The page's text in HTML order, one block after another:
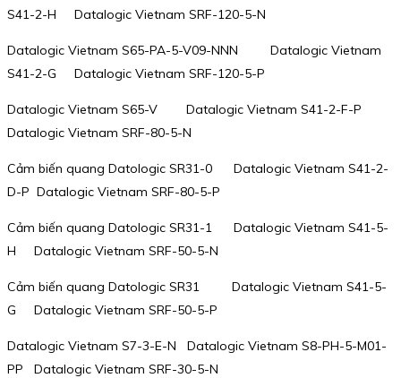
S41-2-H Datalogic Vietnam SRF-120-5-N
Datalogic Vietnam S65-PA-5-V09-NNN Datalogic Vietnam
S41-2-G Datalogic Vietnam SRF-120-5-P
Datalogic Vietnam S65-V Datalogic Vietnam S41-2-F-P
Datalogic Vietnam SRF-80-5-N
Cảm biến quang Datologic SR31-0 Datalogic Vietnam S41-2-
D-P Datalogic Vietnam SRF-80-5-P
Cảm biến quang Datologic SR31-1 Datalogic Vietnam S41-5-
H Datalogic Vietnam SRF-50-5-N
Cảm biến quang Datologic SR31 Datalogic Vietnam S41-5-
G Datalogic Vietnam SRF-50-5-P
Datalogic Vietnam S7-3-E-N Datalogic Vietnam S8-PH-5-M01-
PP Datalogic Vietnam SRF-30-5-N